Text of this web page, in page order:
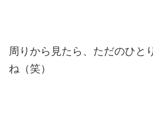
周りから見たら、ただのひと
ね（笑）